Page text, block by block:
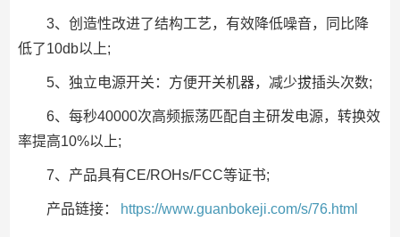
3、创造性改进了结构工艺，有效降低噪音，同比降
低了10db以上;
5、独立电源开关：方便开关机器，减少拔插头次数;
6、每秒40000次高频振荡匹配自主研发电源，转换效
率提高10%以上;
7、产品具有CE/ROHs/FCC等证书;
产品链接： https://www.guanbokeji.com/s/76.html